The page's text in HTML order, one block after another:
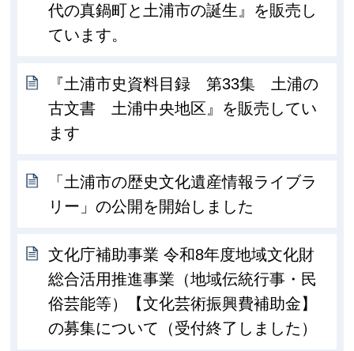
代の真鍋町と土浦市の誕生』を販売し
ています。
『土浦市史資料目録 第33集 土浦の
古文書 土浦中央地区』を販売してい
ます
「土浦市の歴史文化遺産情報ライブラ
リー」の公開を開始しました
文化庁補助事業 令和8年度地域文化財
総合活用推進事業（地域伝統行事・民
俗芸能等）【文化芸術振興費補助金】
の募集について（受付終了しました）